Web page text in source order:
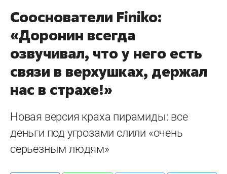
Сооснователи Finiko:
«Доронин всегда
озвучивал, что у него есть
связи в верхушках, держал
нас в страхе!»
Новая версия краха пирамиды: все
деньги под угрозами слили «очень
серьезным людям»